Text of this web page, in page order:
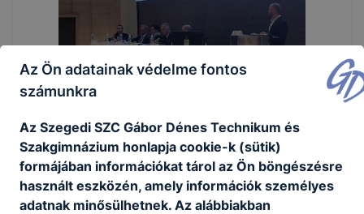
Az Ön adatainak védelme fontos
számunkra
Az Szegedi SZC Gábor Dénes Technikum és
Szakgimnázium honlapja cookie-k (sütik)
formájában információkat tárol az Ön böngészésre
használt eszközén, amely információk személyes
adatnak minősülhetnek. Az alábbiakban